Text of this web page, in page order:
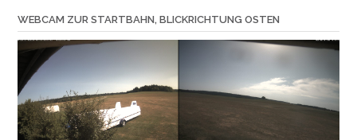
WEBCAM ZUR STARTBAHN, BLICKRICHTUNG OSTEN